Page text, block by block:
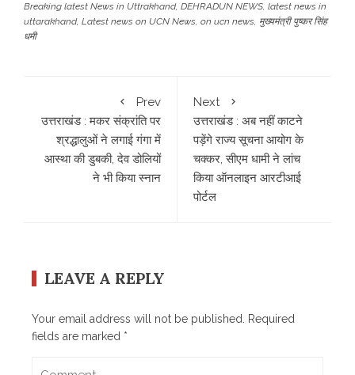
Breaking latest News in Uttrakhand, DEHRADUN NEWS, latest news in
uttarakhand, Latest news on UCN News, on ucn news, मुख्यमंत्री पुष्कर सिंह
धमी
Prev
उत्तराखंड : मकर संक्रांति पर
श्रद्धालुओं ने लगाई गंगा में
आस्था की डुबकी, देव डोलियों
ने भी किया स्नान
Next
उत्तराखंड : अब नहीं काटने
पड़ेंगे राज्य सूचना आयोग के
चक्कर, सीएम धामी ने लांच
किया ऑनलाइन आरटीआई
पोर्टल
LEAVE A REPLY
Your email address will not be published.
Required
fields are marked *